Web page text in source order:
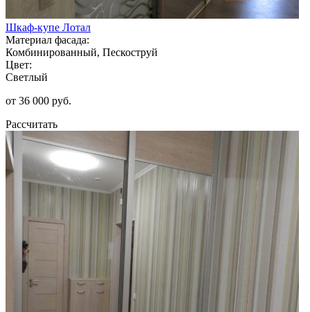
Шкаф-купе Лотал
Материал фасада:
Комбинированный, Пескоструй
Цвет:
Светлый
от 36 000 руб.
Рассчитать